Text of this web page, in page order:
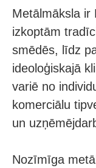
Metālmāksla ir
izkoptām
smēdēs, līdz
ideoloģiskajā
variē no
komerciālu
un
Nozīmīga